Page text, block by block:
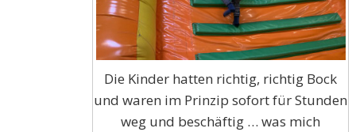
Die Kinder hatten richtig, richtig Bock
und waren im Prinzip sofort für Stunden
weg und beschäftig … was mich